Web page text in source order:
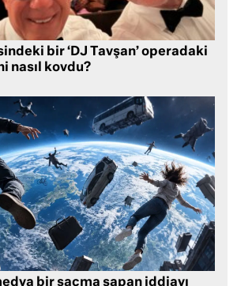
bir ‘DJ Tavşan’ operadaki
nasıl kovdu?
bir saçma sapan iddiayı